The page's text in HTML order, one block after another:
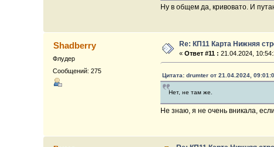
Ну в общем да, кривовато. И
Shadberry
Флудер
Сообщений: 275
Re: КП11 Карта Нижняя
«Ответ #11 : 21.04.2024,
Цитата: drumter от 21.04.2024,
Нет, не там же.
Не знаю, я не очень вникала,